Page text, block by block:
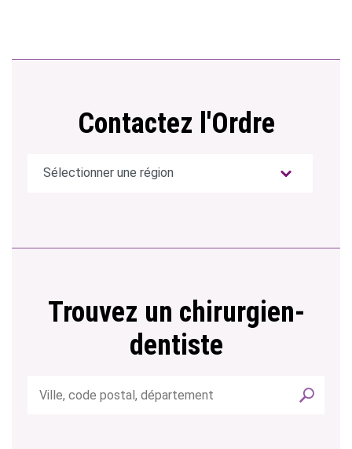
Contactez l'Ordre
Trouvez un chirurgien-
dentiste